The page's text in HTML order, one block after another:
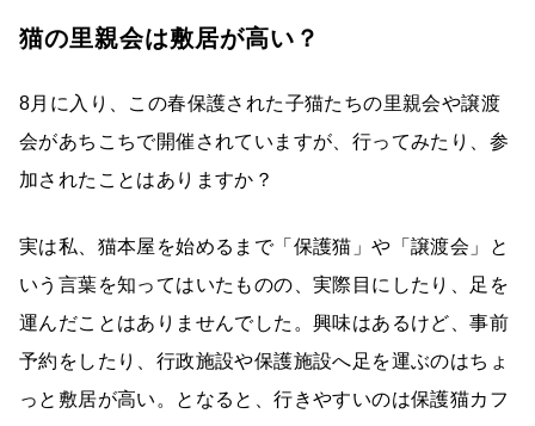
猫の里親会は敷居が高い？
8月に入り、この春保護された子猫たちの里親会や譲渡
会があちこちで開催されていますが、行ってみたり、参
加されたことはありますか？
実は私、猫本屋を始めるまで「保護猫」や「譲渡会」と
いう言葉を知ってはいたものの、実際目にしたり、足を
運んだことはありませんでした。興味はあるけど、事前
予約をしたり、行政施設や保護施設へ足を運ぶのはちょ
っと敷居が高い。となると、行きやすいのは保護猫カフ